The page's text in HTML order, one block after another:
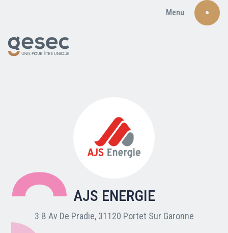
Menu
Nos adhérents
Carte du réseau
AJS ENERGIE
3 B Av De Pradie, 31120 Portet Sur Garonne